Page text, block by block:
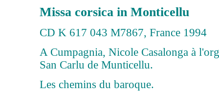
Missa corsica in Monticellu
CD K 617 043 M7867, France 1994
A Cumpagnia, Nicole Casalonga à
San Carlu de Munticellu.
Les chemins du baroque.